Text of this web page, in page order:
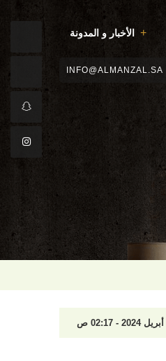
الأخبار و المدونة
INFO@ALMANZAL.SA